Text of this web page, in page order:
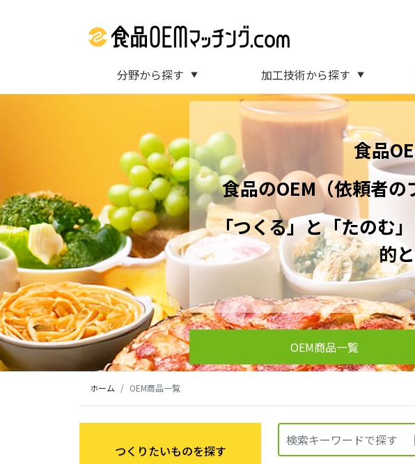
分野から探す ▼ 加工技術から探す ▼
食品
食品のOEM（依頼者
「つくる」と「たのむ
的
OEM商品一覧
ホーム OEM商品一覧
つくりたいものを探す